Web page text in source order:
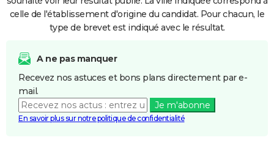
celle de l'établissement d'origine du candidat. Pour chacun, le
type de brevet est indiqué avec le résultat.
A ne pas manquer
Recevez nos astuces et bons plans directement par e-
mail.
Je m'abonne
En savoir plus sur notre politique de confidentialité